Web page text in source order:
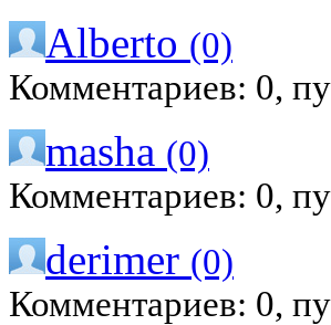
Alberto (0)
Комментариев: 0,
masha (0)
Комментариев: 0,
derimer (0)
Комментариев: 0,